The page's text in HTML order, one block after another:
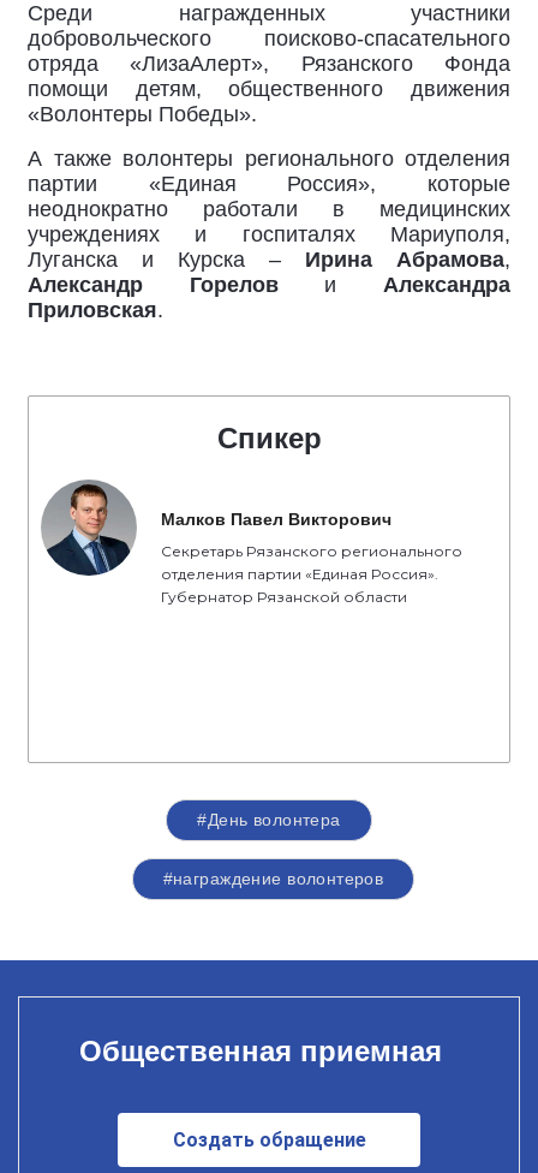
Среди награжденных участники
добровольческого поисково-спасательного
отряда «ЛизаАлерт», Рязанского Фонда
помощи детям, общественного движения
«Волонтеры Победы».
А также волонтеры регионального отделения
партии «Единая Россия», которые
неоднократно работали в медицинских
учреждениях и госпиталях Мариуполя,
Луганска и Курска – Ирина Абрамова,
Александр ГореловиАлександра
Приловская.
Спикер
Малков Павел Викторович
Секретарь Рязанского регионального
отделения партии «Единая Россия».
Губернатор Рязанской области
#День волонтера
#награждение волонтеров
Общественная приемная
Создать обращение